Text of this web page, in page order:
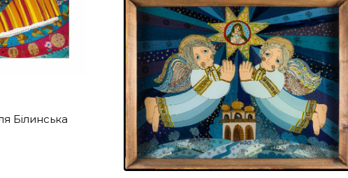
Білинська